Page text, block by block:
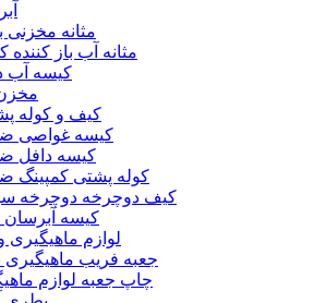
مثانه مخزنی
مثانه آب باز
کیسه
کیف و کوله
کیسه غواصی
کیسه دافل
کوله پشتی کمپینگ
کیف دوچرخه دوچرخه
کیسه آبرسان
لوازم ماهیگیری
جعبه فریب ماهیگیری
چاپ جعبه لوازم